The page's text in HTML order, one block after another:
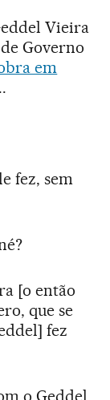
Vieira
Governo
em
fez, sem
[o então
que se
fez
o Geddel